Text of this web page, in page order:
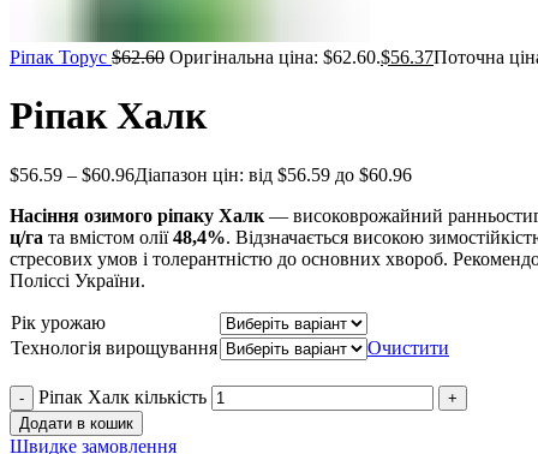
Ріпак Торус $62.60 Оригінальна ціна: $62.60.$56.37Поточна
Ріпак Халк
$56.59 – $60.96Діапазон цін: від $56.59 до $60.96
Насіння озимого ріпаку Халк — високоврожайний
ц/га та вмістом олії48,4%. Відзначається високою
стресових умов і толерантністю до основних хвороб.
Поліссі України.
Рік урожаю
Технологія вирощування
Очистити
Ріпак Халк кількість
Додати в кошик
Швидке замовлення